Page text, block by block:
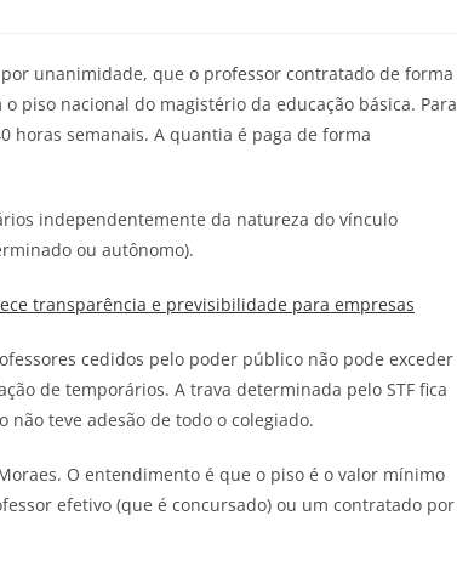
unanimidade, que o professor contratado de forma
piso nacional do magistério da educação básica. Para
horas semanais. A quantia é paga de forma
independentemente da natureza do vínculo
ou autônomo).
transparência e previsibilidade para empresas
cedidos pelo poder público não pode exceder
de temporários. A trava determinada pelo STF fica
teve adesão de todo o colegiado.
O entendimento é que o piso é o valor mínimo
efetivo (que é concursado) ou um contratado por